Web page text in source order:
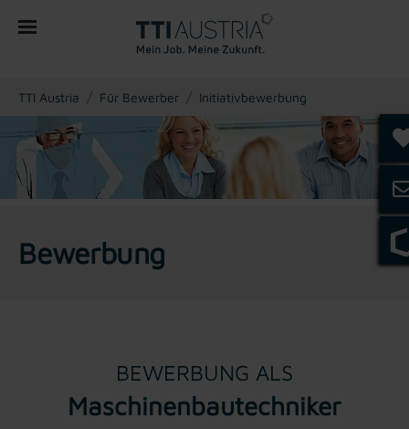
You are here:
TTI Austria Für Bewerber Initiativbewerbung
Bewerbung
BEWERBUNG ALS
Maschinenbautechniker